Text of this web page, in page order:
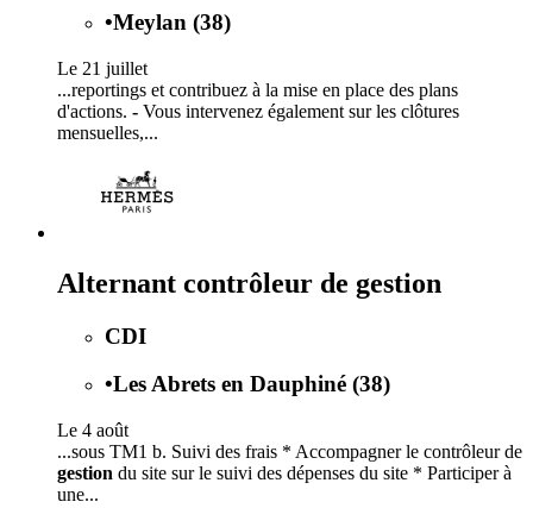
•Meylan (38)
Le 21 juillet
...reportings et contribuez à la mise en place des plans
d'actions. - Vous intervenez également sur les clôtures
mensuelles,...
Alternant contrôleur de gestion
CDI
•Les Abrets en Dauphiné (38)
Le 4 août
...sous TM1 b. Suivi des frais * Accompagner le contrôleur de
gestion du site sur le suivi des dépenses du site * Participer à
une...